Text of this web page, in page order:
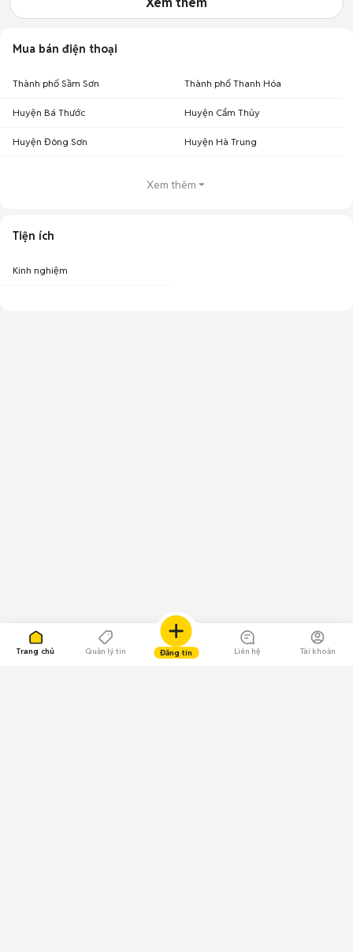
Trang chủ Quản lý tin Đăng tin Liên hệ Tài khoản
Mua bán điện thoại
Thành phố Sầm Sơn Thành phố Thanh Hóa
Huyện Bá Thước Huyện Cẩm Thủy
Huyện Đông Sơn Huyện Hà Trung
Xem thêm
Tiện ích
Kinh nghiệm